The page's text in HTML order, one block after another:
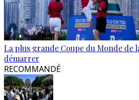
La plus grande Coupe du Monde de
démarrer
RECOMMANDÉ